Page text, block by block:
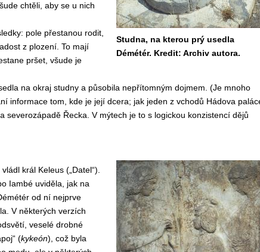
Studna, na kterou prý usedla
Démétér. Kredit: Archiv autora.
chtěli, aby se u nich
pole přestanou rodit,
z plození. To mají
pršet, všude je
na okraj studny a působila nepřítomným dojmem. (Je mnoho
informace tom, kde je její dcera; jak jeden z vchodů Hádova
Řecka. V mýtech je to s logickou konzistencí dějů
král Keleus („Datel“).
Iambé uviděla, jak na
od ní nejprve
V některých verzích
veselé drobné
(kykeón), což byla